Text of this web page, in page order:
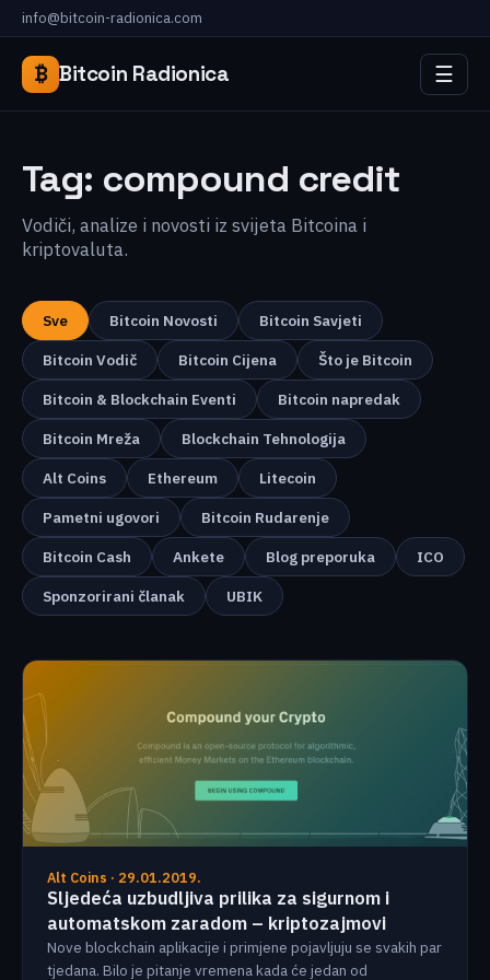
info@bitcoin-radionica.com
₿ Bitcoin Radionica ☰
Tag: compound credit
Vodiči, analize i novosti iz svijeta Bitcoina i
kriptovaluta.
Sve Bitcoin Novosti
Bitcoin Savjeti
Bitcoin Vodič
Bitcoin Cijena
Što je Bitcoin
Bitcoin & Blockchain Eventi
Bitcoin napredak
Bitcoin Mreža
Blockchain Tehnologija
Alt Coins
Ethereum
Litecoin
Pametni ugovori
Bitcoin Rudarenje
Bitcoin Cash
Ankete Blog preporuka
ICO
Sponzorirani članak
UBIK
Alt Coins · 29.01.2019.
Sljedeća uzbudljiva prilika za sigurnom i
automatskom zaradom – kriptozajmovi
Nove blockchain aplikacije i primjene pojavljuju se svakih par
tjedana. Bilo je pitanje vremena kada će jedan od